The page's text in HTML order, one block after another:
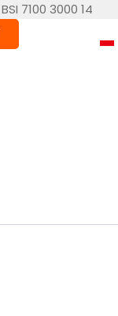
BSI 7100 3000 14